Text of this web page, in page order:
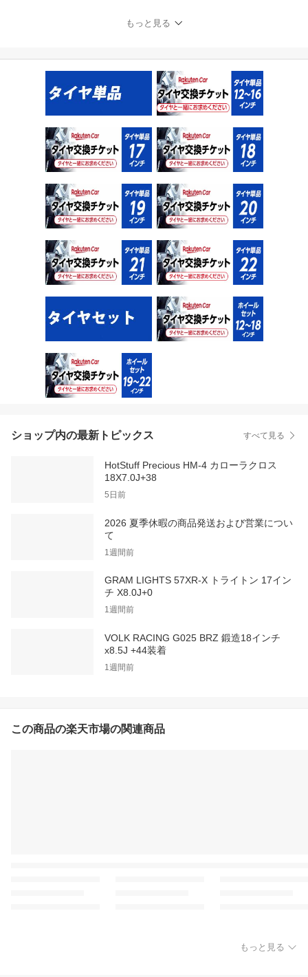
もっと見る
ショップ内の最新トピックス すべて見る
HotStuff Precious HM-4 カローラクロス
18X7.0J+38
5日前
2026 夏季休暇の商品発送および営業につい
て
1週間前
GRAM LIGHTS 57XR-X トライトン 17イン
チ X8.0J+0
1週間前
VOLK RACING G025 BRZ 鍛造18インチ
x8.5J +44装着
1週間前
この商品の楽天市場の関連商品
もっと見る